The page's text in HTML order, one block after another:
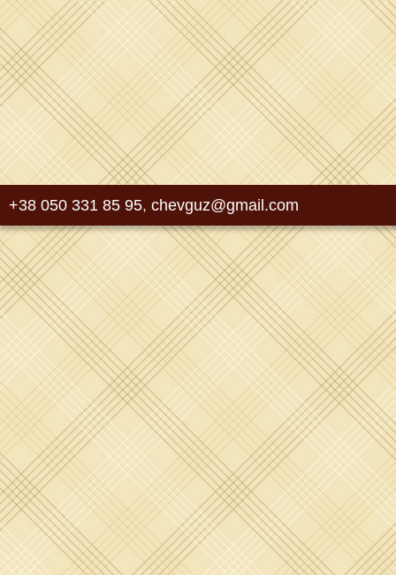
+38 050 331 85 95, chevguz@gmail.com